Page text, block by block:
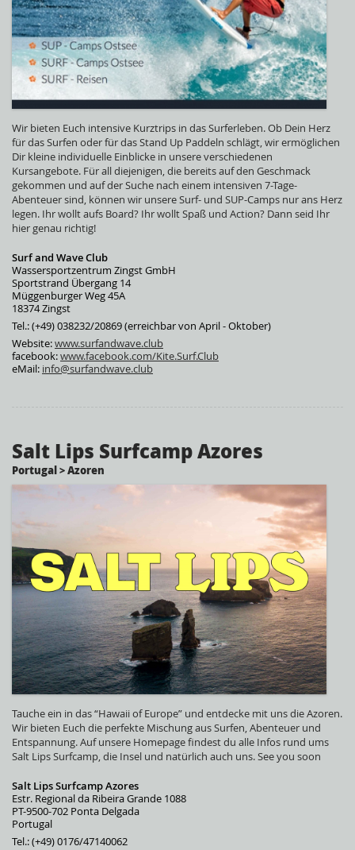
Wir bieten Euch intensive Kurztrips in das Surferleben. Ob Dein Herz
für das Surfen oder für das Stand Up Paddeln schlägt, wir ermöglichen
Dir kleine individuelle Einblicke in unsere verschiedenen
Kursangebote. Für all diejenigen, die bereits auf den Geschmack
gekommen und auf der Suche nach einem intensiven 7-Tage-
Abenteuer sind, können wir unsere Surf- und SUP-Camps nur ans Herz
legen. Ihr wollt aufs Board? Ihr wollt Spaß und Action? Dann seid Ihr
hier genau richtig!
Surf and Wave Club
Wassersportzentrum Zingst GmbH
Sportstrand Übergang 14
Müggenburger Weg 45A
18374 Zingst
Tel.: (+49) 038232/20869 (erreichbar von April - Oktober)
Website:www.surfandwave.club
facebook:www.facebook.com/Kite.Surf.Club
eMail: info@surfandwave.club
Salt Lips Surfcamp Azores
Portugal > Azoren
Tauche ein in das “Hawaii of Europe” und entdecke mit uns die Azoren.
Wir bieten Euch die perfekte Mischung aus Surfen, Abenteuer und
Entspannung. Auf unsere Homepage findest du alle Infos rund ums
Salt Lips Surfcamp, die Insel und natürlich auch uns. See you soon
Salt Lips Surfcamp Azores
Estr. Regional da Ribeira Grande 1088
PT-9500-702 Ponta Delgada
Portugal
Tel.: (+49) 0176/47140062